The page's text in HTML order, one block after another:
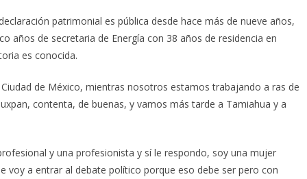
patrimonial es pública desde hace más de nueve años,
años de secretaria de Energía con 38 años de residencia en
es conocida.
de México, mientras nosotros estamos trabajando a ras de
contenta, de buenas, y vamos más tarde a Tamiahua y a
y una profesionista y sí le respondo, soy una mujer
voy a entrar al debate político porque eso debe ser pero con